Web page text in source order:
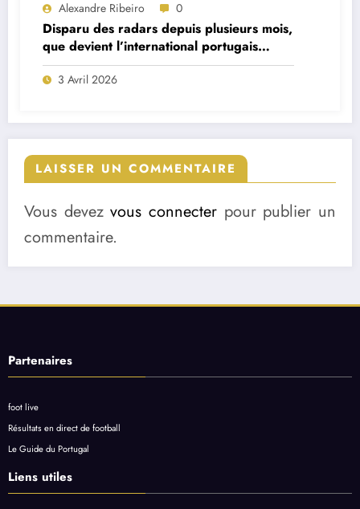
Alexandre Ribeiro 0
Disparu des radars depuis plusieurs mois,
que devient l’international portugais
William Carvalho ?
3 Avril 2026
LAISSER UN COMMENTAIRE
Vous devezvous connecter pour publier un
commentaire.
Partenaires
foot live
Résultats en direct de football
Le Guide du Portugal
Liens utiles